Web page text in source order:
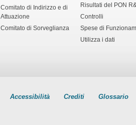
Comitato di Indirizzo e di
Attuazione
Comitato di Sorveglianza
Risultati del PON
Controlli
Spese di
Utilizza i dati
Accessibilità Crediti Glossario